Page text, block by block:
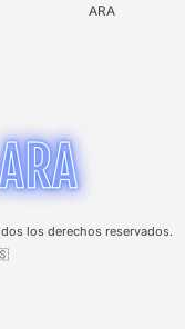
ARA
los derechos reservados.